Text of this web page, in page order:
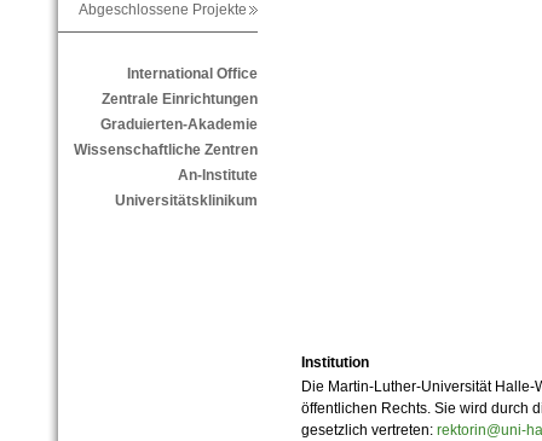
Abgeschlossene Projekte
International Office
Zentrale Einrichtungen
Graduierten-Akademie
Wissenschaftliche Zentren
An-Institute
Universitätsklinikum
Institution
Die Martin-Luther-Universität
öffentlichen Rechts. Sie wird durch
gesetzlich vertreten: rektorin@uni-